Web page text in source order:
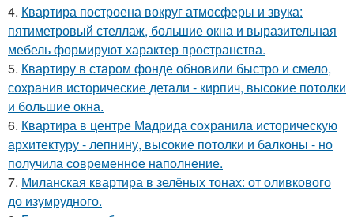
4. Квартира построена вокруг атмосферы и звука:
пятиметровый стеллаж, большие окна и выразительная
мебель формируют характер пространства.
5. Квартиру в старом фонде обновили быстро и смело,
сохранив исторические детали - кирпич, высокие потолки
и большие окна.
6. Квартира в центре Мадрида сохранила историческую
архитектуру - лепнину, высокие потолки и балконы - но
получила современное наполнение.
7. Миланская квартира в зелёных тонах: от оливкового
до изумрудного.